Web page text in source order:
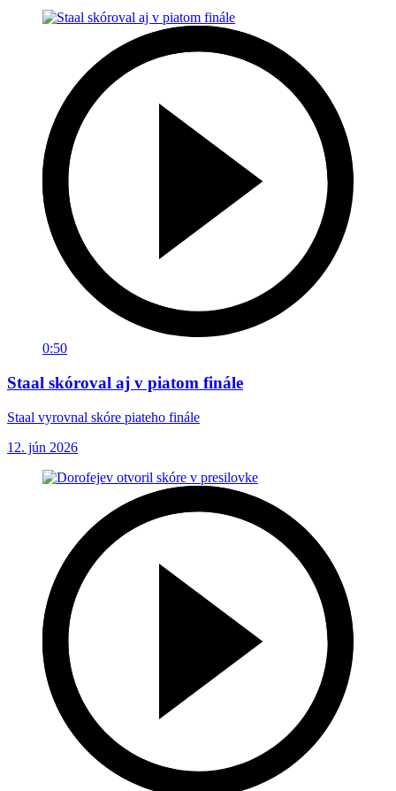
0:50
Staal skóroval aj v piatom finále
Staal vyrovnal skóre piateho finále
12. jún 2026